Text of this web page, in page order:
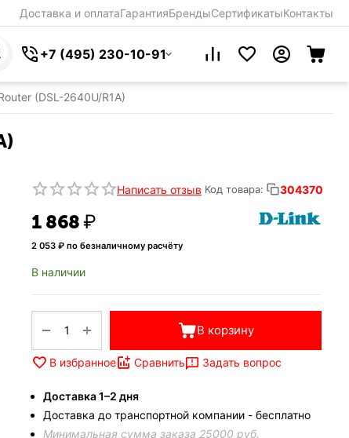
Доставка и оплатаГарантияБрендыСертификатыКонтакты
+7 (495) 230-10-91
(DSL-2640U/R1A)
Написать отзыв Код товара: 304370
1 868₽
2 053 ₽ по безналичному расчёту
В наличии
+
− В корзину
В избранное Сравнить Задать вопрос
Доставка 1–2 дня
Доставка до транспортной компании - бесплатно
Минимальная сумма заказа 25000 руб.